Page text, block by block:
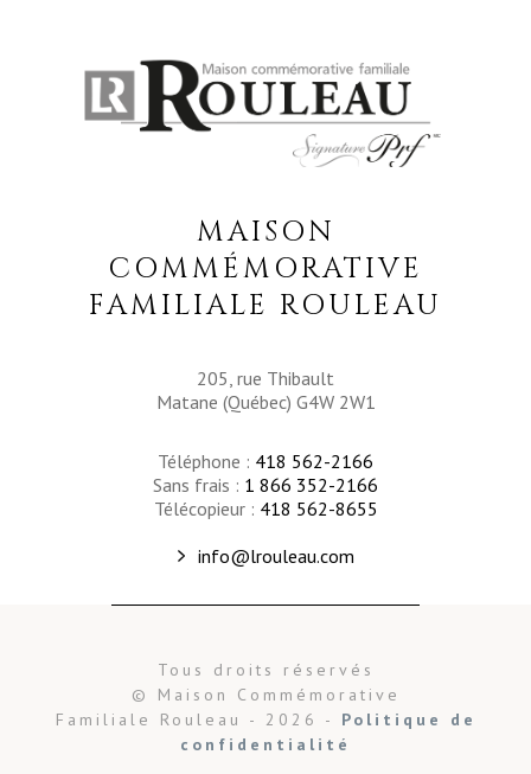
MAISON
COMMÉMORATIVE
FAMILIALE ROULEAU
205, rue Thibault
Matane (Québec) G4W 2W1
Téléphone : 418 562-2166
Sans frais : 1 866 352-2166
Télécopieur : 418 562-8655
info@lrouleau.com
Tous droits réservés
© Maison Commémorative
Familiale Rouleau - 2026 - Politique de
confidentialité